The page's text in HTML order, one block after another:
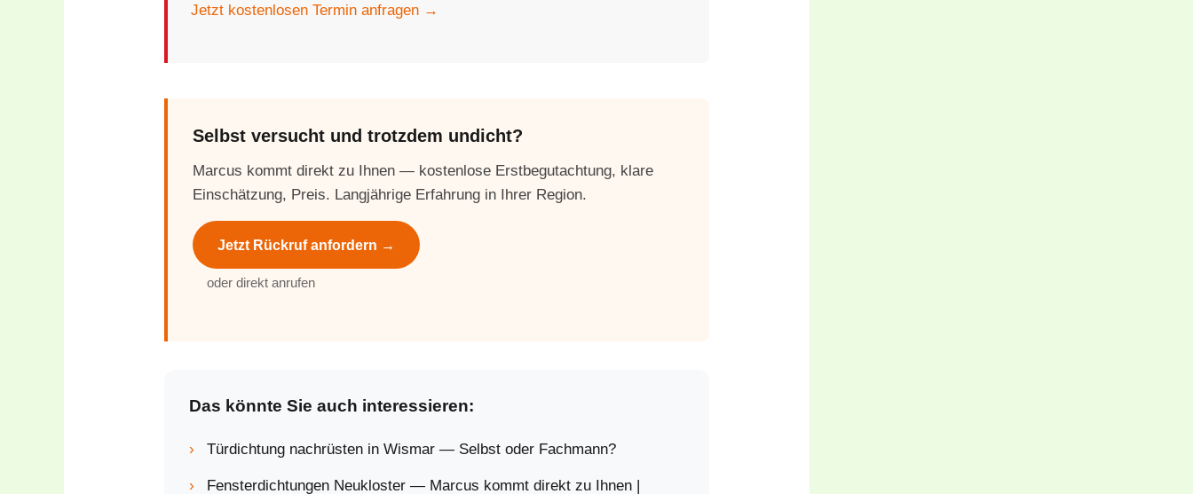
Jetzt kostenlosen Termin anfragen →
Selbst versucht und trotzdem undicht?
Marcus kommt direkt zu Ihnen — kostenlose Erstbegutachtung, klare
Einschätzung, Preis. Langjährige Erfahrung in Ihrer Region.
Jetzt Rückruf anfordern →
oder direkt anrufen
Das könnte Sie auch interessieren:
› Türdichtung nachrüsten in Wismar — Selbst oder Fachmann?
› Fensterdichtungen Neukloster — Marcus kommt direkt zu Ihnen |